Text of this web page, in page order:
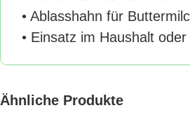
• Ablasshahn für
• Einsatz im Haushalt
Ähnliche Produkte